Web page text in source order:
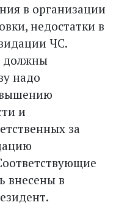
в организации
недостатки в
ЧС.
должны
надо
и
за
внесены в